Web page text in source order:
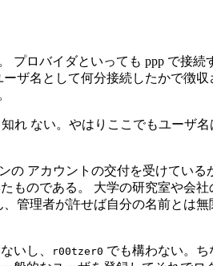
プロバイダといっても ppp で接
ザ名として何分接続したかで徴
れ ない。やはりここでもユーザ
アカウントの交付を受けてい
ものである。 大学の研究室や会
管理者が許せば自分の名前とは無
いし、 r00tzer0 でも構わない。ち